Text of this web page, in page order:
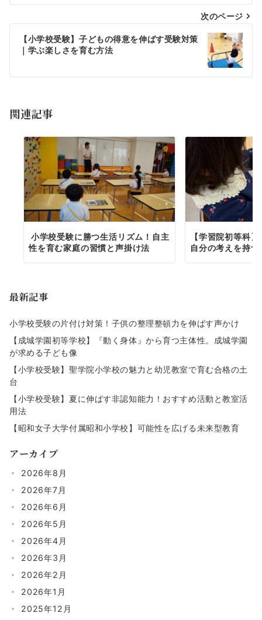
次のページ
【小学校受験】子どもの得意を伸ばす受験対策
｜学ぶ楽しさを育む方法
関連記事
小学校受験に勝つ生活リズム！自主
性を育む家庭の習慣と声掛け法
【学習院初等科
自分の考えを持つ
最新記事
小学校受験の片付け対策！子供の整理整頓力を伸ばす声かけ
【成城学園初等学校】『動く身体』から育つ主体性。成城学園
が求める子ども像
【小学校受験】聖学院小学校の魅力と幼児教室で育む合格の土
台
【小学校受験】夏に伸ばす非認知能力！おすすめ活動と教室活
用法
【昭和女子大学付属昭和小学校】可能性を広げる未来型教育
アーカイブ
2026年8月
2026年7月
2026年6月
2026年5月
2026年4月
2026年3月
2026年2月
2026年1月
2025年12月